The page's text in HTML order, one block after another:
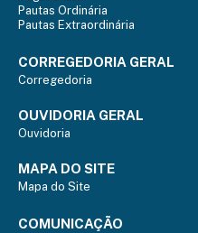
Pautas Ordinária
Pautas Extraordinária
CORREGEDORIA GERAL
Corregedoria
OUVIDORIA GERAL
Ouvidoria
MAPA DO SITE
Mapa do Site
COMUNICAÇÃO